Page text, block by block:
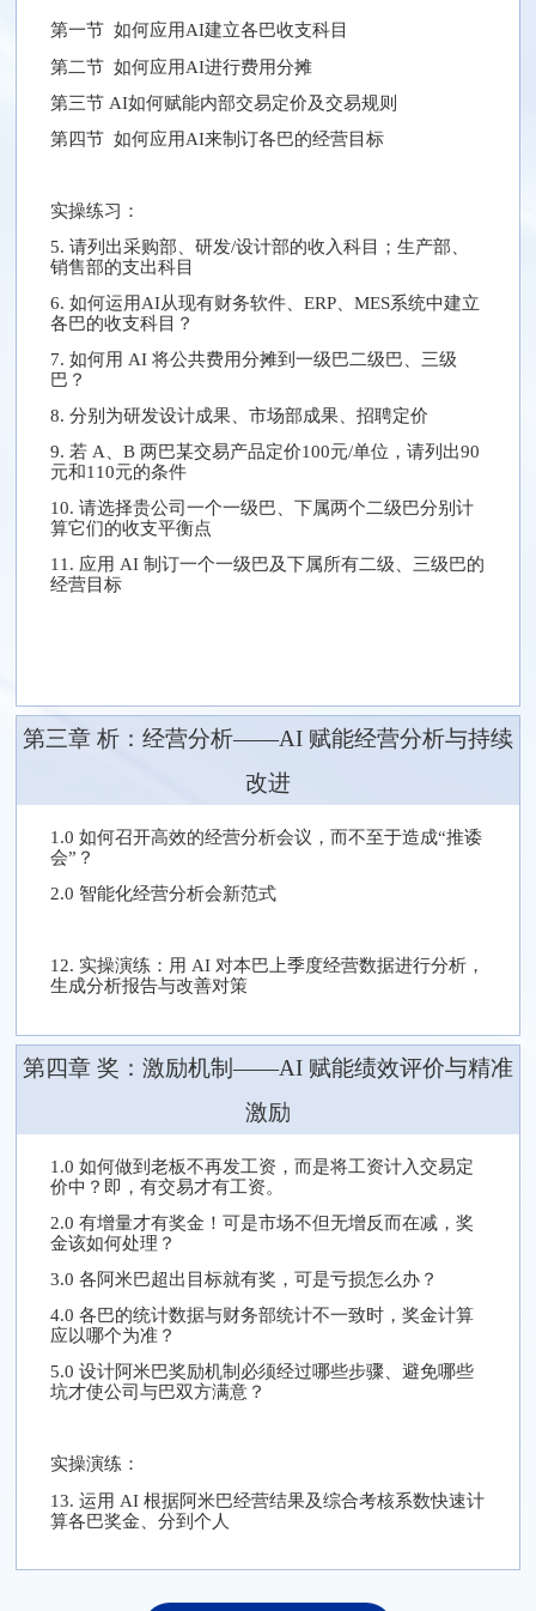
第一节 如何应用AI建立各巴收支科目
第二节 如何应用AI进行费用分摊
第三节 AI如何赋能内部交易定价及交易规则
第四节 如何应用AI来制订各巴的经营目标
实操练习：
5. 请列出采购部、研发/设计部的收入科目；生产部、
销售部的支出科目
6. 如何运用AI从现有财务软件、ERP、MES系统中建立
各巴的收支科目？
7. 如何用 AI 将公共费用分摊到一级巴二级巴、三级
巴？
8. 分别为研发设计成果、市场部成果、招聘定价
9. 若 A、B 两巴某交易产品定价100元/单位，请列出90
元和110元的条件
10. 请选择贵公司一个一级巴、下属两个二级巴分别计
算它们的收支平衡点
11. 应用 AI 制订一个一级巴及下属所有二级、三级巴的
经营目标
第三章 析：经营分析——AI 赋能经营分析与持续
改进
1.0 如何召开高效的经营分析会议，而不至于造成“推诿
会”？
2.0 智能化经营分析会新范式
12. 实操演练：用 AI 对本巴上季度经营数据进行分析，
生成分析报告与改善对策
第四章 奖：激励机制——AI 赋能绩效评价与精准
激励
1.0 如何做到老板不再发工资，而是将工资计入交易定
价中？即，有交易才有工资。
2.0 有增量才有奖金！可是市场不但无增反而在减，奖
金该如何处理？
3.0 各阿米巴超出目标就有奖，可是亏损怎么办？
4.0 各巴的统计数据与财务部统计不一致时，奖金计算
应以哪个为准？
5.0 设计阿米巴奖励机制必须经过哪些步骤、避免哪些
坑才使公司与巴双方满意？
实操演练：
13. 运用 AI 根据阿米巴经营结果及综合考核系数快速计
算各巴奖金、分到个人